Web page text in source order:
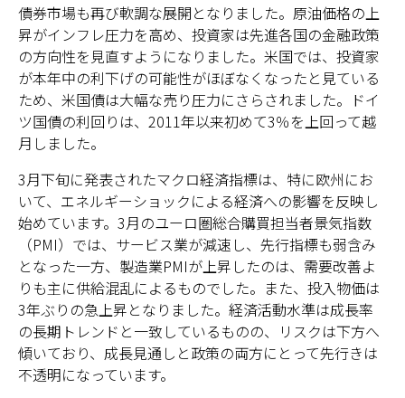
債券市場も再び軟調な展開となりました。原油価格の上
昇がインフレ圧力を高め、投資家は先進各国の金融政策
の方向性を見直すようになりました。米国では、投資家
が本年中の利下げの可能性がほぼなくなったと見ている
ため、米国債は大幅な売り圧力にさらされました。ドイ
ツ国債の利回りは、2011年以来初めて3％を上回って越
月しました。
3月下旬に発表されたマクロ経済指標は、特に欧州にお
いて、エネルギーショックによる経済への影響を反映し
始めています。3月のユーロ圏総合購買担当者景気指数
（PMI）では、サービス業が減速し、先行指標も弱含み
となった一方、製造業PMIが上昇したのは、需要改善よ
りも主に供給混乱によるものでした。また、投入物価は
3年ぶりの急上昇となりました。経済活動水準は成長率
の長期トレンドと一致しているものの、リスクは下方へ
傾いており、成長見通しと政策の両方にとって先行きは
不透明になっています。